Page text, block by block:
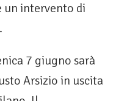
un intervento di
7 giugno sarà
Arsizio in uscita